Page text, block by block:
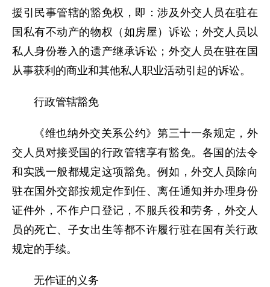
援引民事管辖的豁免权，即：涉及外交人员在驻在
国私有不动产的物权（如房屋）诉讼；外交人员以
私人身份卷入的遗产继承诉讼；外交人员在驻在国
从事获利的商业和其他私人职业活动引起的诉讼。
行政管辖豁免
《维也纳外交关系公约》第三十一条规定，外
交人员对接受国的行政管辖享有豁免。各国的法令
和实践一般都规定这项豁免。例如，外交人员除向
驻在国外交部按规定作到任、离任通知并办理身份
证件外，不作户口登记，不服兵役和劳务，外交人
员的死亡、子女出生等都不许履行驻在国有关行政
规定的手续。
无作证的义务